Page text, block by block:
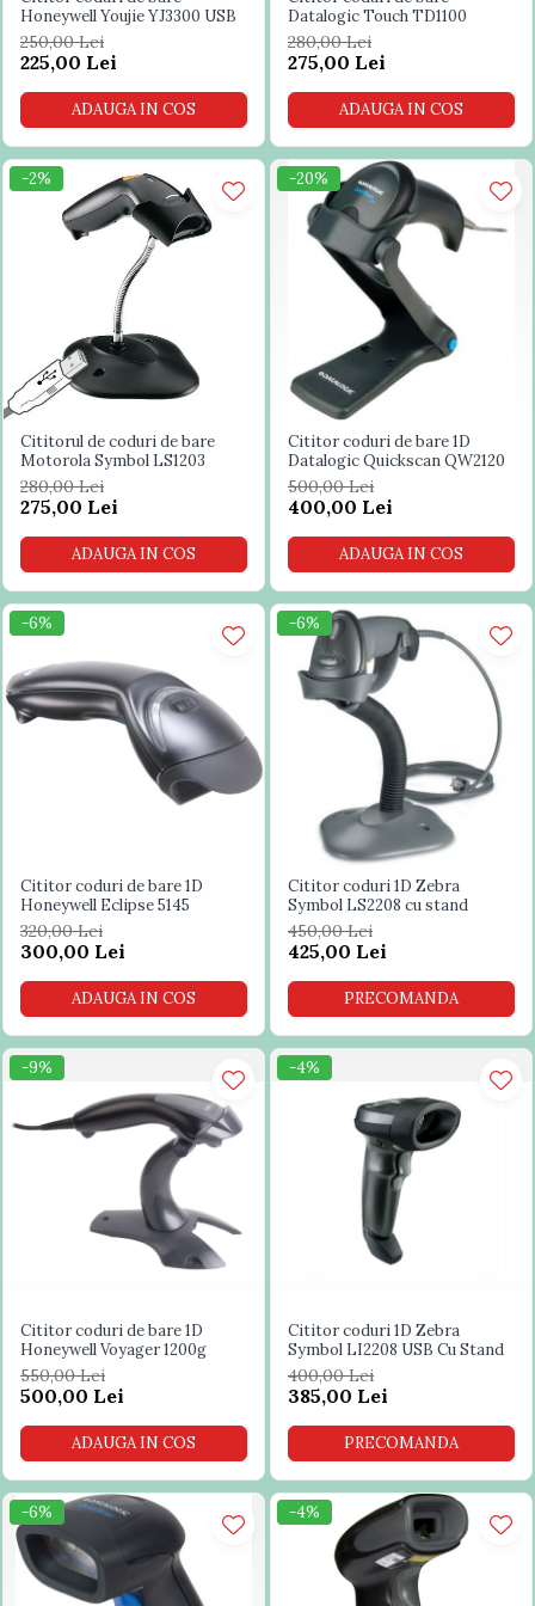
Honeywell Youjie YJ3300 USB
250,00 Lei
225,00 Lei
ADAUGA IN COS
Datalogic Touch TD1100
280,00 Lei
275,00 Lei
ADAUGA IN COS
-2%
Cititorul de coduri de bare
Motorola Symbol LS1203
280,00 Lei
275,00 Lei
ADAUGA IN COS
-20%
Cititor coduri de bare 1D
Datalogic Quickscan QW2120
500,00 Lei
400,00 Lei
ADAUGA IN COS
-6%
Cititor coduri de bare 1D
Honeywell Eclipse 5145
320,00 Lei
300,00 Lei
ADAUGA IN COS
-6%
Cititor coduri 1D Zebra
Symbol LS2208 cu stand
450,00 Lei
425,00 Lei
PRECOMANDA
-9%
Cititor coduri de bare 1D
Honeywell Voyager 1200g
550,00 Lei
500,00 Lei
ADAUGA IN COS
-4%
Cititor coduri 1D Zebra
Symbol LI2208 USB Cu Stand
400,00 Lei
385,00 Lei
PRECOMANDA
-6% -4%